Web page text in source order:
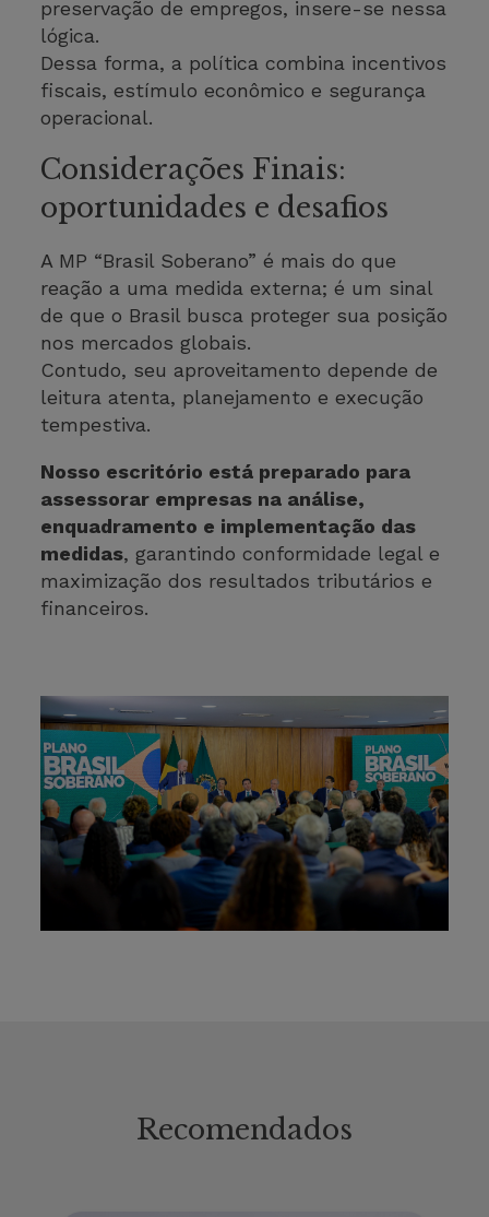
preservação de empregos, insere-se nessa
lógica.
Dessa forma, a política combina incentivos
fiscais, estímulo econômico e segurança
operacional.
Considerações Finais:
oportunidades e desafios
A MP “Brasil Soberano” é mais do que
reação a uma medida externa; é um sinal
de que o Brasil busca proteger sua posição
nos mercados globais.
Contudo, seu aproveitamento depende de
leitura atenta, planejamento e execução
tempestiva.
Nosso escritório está preparado para
assessorar empresas na análise,
enquadramento e implementação das
medidas, garantindo conformidade legal e
maximização dos resultados tributários e
financeiros.
Recomendados